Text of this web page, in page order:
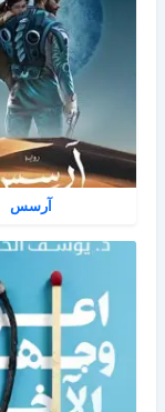
آرسس